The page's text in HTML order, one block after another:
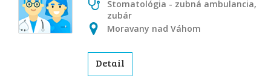
Stomatológia - zubná ambulancia,
zubár
Moravany nad Váhom
Detail